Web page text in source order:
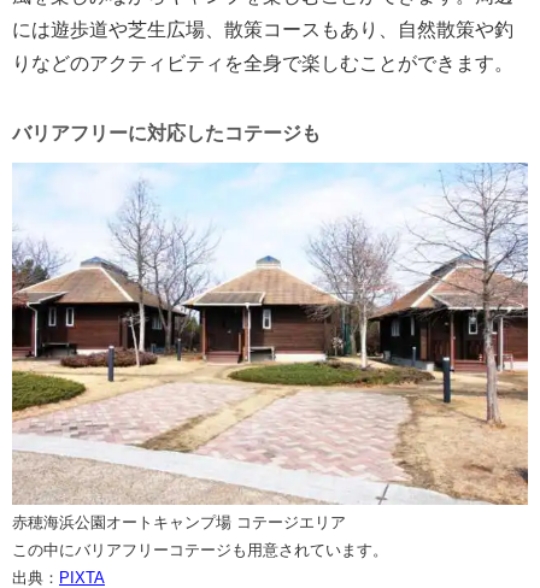
には遊歩道や芝生広場、散策コースもあり、自然散策や釣
りなどのアクティビティを全身で楽しむことができます。
バリアフリーに対応したコテージも
赤穂海浜公園オートキャンプ場 コテージエリア
この中にバリアフリーコテージも用意されています。
出典： PIXTA